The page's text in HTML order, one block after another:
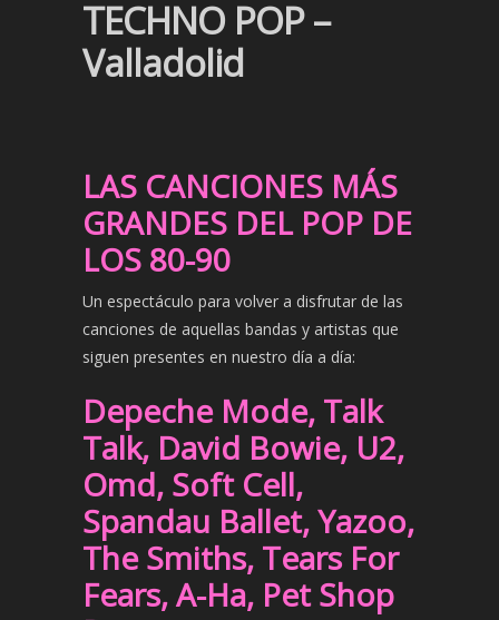
TECHNO POP –
Valladolid
LAS CANCIONES MÁS
GRANDES DEL POP DE
LOS 80-90
Un espectáculo para volver a disfrutar de las
canciones de aquellas bandas y artistas que
siguen presentes en nuestro día a día:
Depeche Mode, Talk
Talk, David Bowie, U2,
Omd, Soft Cell,
Spandau Ballet, Yazoo,
The Smiths, Tears For
Fears, A-Ha, Pet Shop